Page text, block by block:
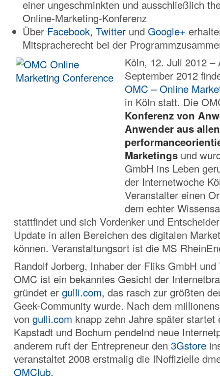
einer ungeschminkten und ausschließlich
Online-Marketing-Konferenz
Über Facebook,Twitter und Google+
Mitspracherecht bei der
Köln, 12. Juli 2012 –
September 2012
OMC – Online
in Köln statt. Die
Konferenz von
Anwender aus
Marketings und
GmbH ins Leben
der Internetwoche
Veranstalter einen
dem echter
stattfindet und sich Vordenker und
Update in allen Bereichen des digitalen
können. Veranstaltungsort ist die MS
Randolf Jorberg, Inhaber der Fliks GmbH
OMC ist ein bekanntes Gesicht der
gründet er gulli.com, das rasch zur größten
Geek-Community wurde. Nach dem
von gulli.com knapp zehn Jahre später startet
Kapstadt und Bochum pendelnd neue
anderem ruft der Entrepreneur den 3Gstore
veranstaltet 2008 erstmalig die INoffizielle
OMClub.